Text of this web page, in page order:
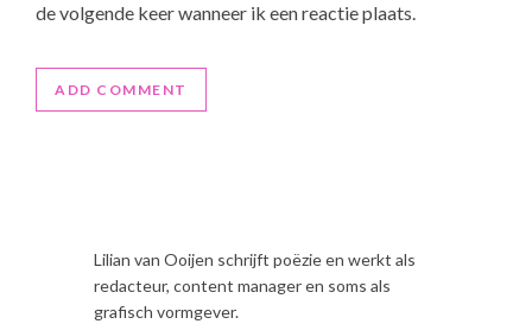
de volgende keer wanneer ik een reactie plaats.
Lilian van Ooijen schrijft poëzie en werkt als
redacteur, content manager en soms als
grafisch vormgever.